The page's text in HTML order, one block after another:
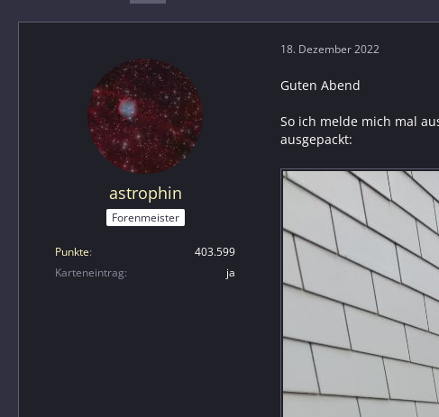
astrophin
Forenmeister
Punkte
403.599
Karteneintrag
ja
18. Dezember 2022
Guten Abend
So ich melde mich mal
ausgepackt: